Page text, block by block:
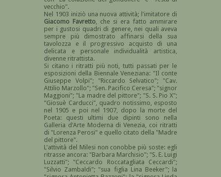
vecchio".
Nel 1903 iniziò una nuova attività; l'imitatore di
Giacomo Favretto, che si era fatto ammirare
per i gustosi quadri di genere, nei quali aveva
sempre più dimostrato affinarsi della sua
tavolozza e il progressivo acquisto di una
delicata e personale individualità artistica,
divenne ritrattista.
Si citano i ritratti più noti, tutti passati per le
esposizioni della Biennale Veneziana: "Il conte
Giuseppe Volpi"; "Riccardo Selvatico"; "Cav.
Attilio Marzollo"; "Sen. Pacifico Ceresa"; "signor
Maggioni"; "La madre del pittore"; "S. S. Pio X";
"Giosuè Carducci", quadro notissimo, esposto
nel 1905 e poi nel 1907, dopo la morte del
Poeta: questi ultimi due dipinti sono nella
Galleria d'Arte Moderna di Venezia, coi ritratti
di "Lorenza Perosi" e quello citato della "Madre
del pittore".
L'attività del Milesi non conobbe più soste: egli
ritrasse ancora: "Barbara Marchisio"; "S. E. Luigi
Luzzatti"; "Ceccardo Roccatagliata Ceccardi";
"Silvio Zambaldi"; "sua figlia Lina Beeker"; la